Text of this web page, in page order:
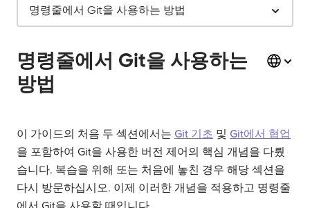
명령줄에서 Git을 사용하는
방법
이 가이드의 처음 두 섹션에서는 Git 기초 및 Git에서 협업
을 포함하여 Git을 사용한 버전 제어의 핵심 개념을 다뤘
습니다. 복습을 위해 또는 처음에 놓친 경우 해당 섹션을
다시 방문하십시오. 이제 이러한 개념을 적용하고 명령줄
명령줄에서 Git을 사용하는 방법